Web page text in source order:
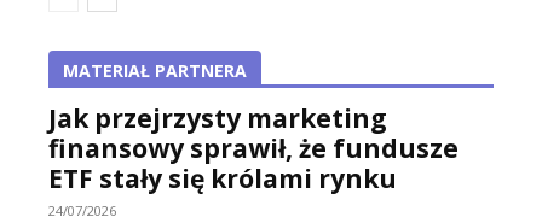
MATERIAŁ PARTNERA
Jak przejrzysty marketing
finansowy sprawił, że fundusze
ETF stały się królami rynku
24/07/2026